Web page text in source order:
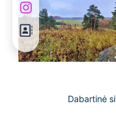
Dabartinė